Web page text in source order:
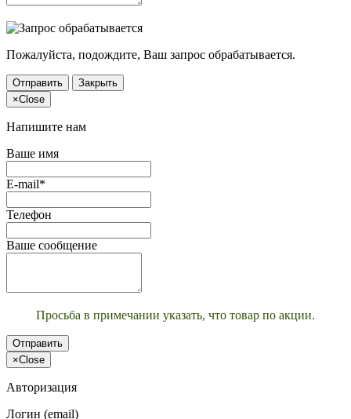
Пожалуйста, подождите, Ваш запрос обрабатывается.
Отправить
Закрыть
×Close
Напишите нам
Ваше имя
E-mail*
Телефон
Ваше сообщение
Просьба в примечании указать, что товар по акции.
Отправить
×Close
Авторизация
Логин (email)